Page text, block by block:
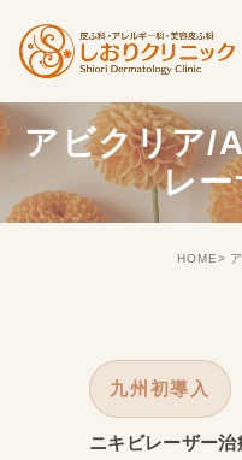
アビクリア
レー
HOME ア
九州初導入
ニキビレーザー治